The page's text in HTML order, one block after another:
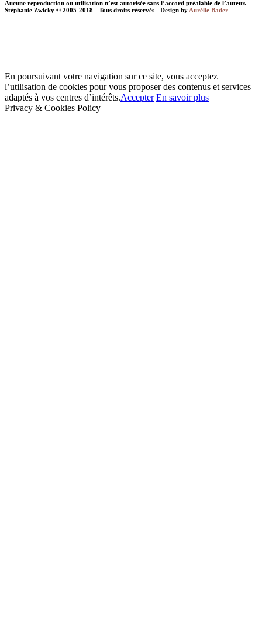
Aucune reproduction ou utilisation n’est autorisée sans l’accord préalable de l’auteur.
Stéphanie Zwicky © 2005-2018 - Tous droits réservés - Design by Aurélie Bader
En poursuivant votre navigation sur ce site, vous acceptez
l’utilisation de cookies pour vous proposer des contenus et services
adaptés à vos centres d’intérêts.Accepter En savoir plus
Privacy & Cookies Policy